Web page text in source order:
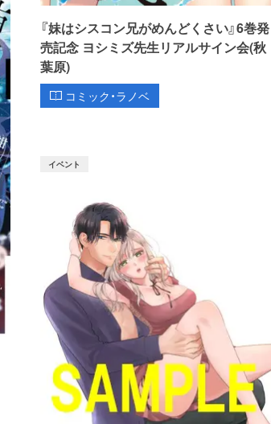
『妹はシスコン兄がめんどくさい』6巻発
売記念 ヨシミズ先生リアルサイン会(秋
葉原)
コミック・ラノベ
イベント